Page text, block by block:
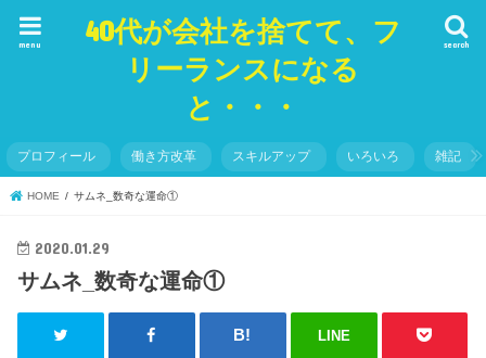
40代が会社を捨てて、フ
リーランスになる
と・・・
search
menu
プロフィール 働き方改革 スキルアップ いろいろ 雑記
HOME サムネ_数奇な運命①
2020.01.29
サムネ_数奇な運命①
LINE